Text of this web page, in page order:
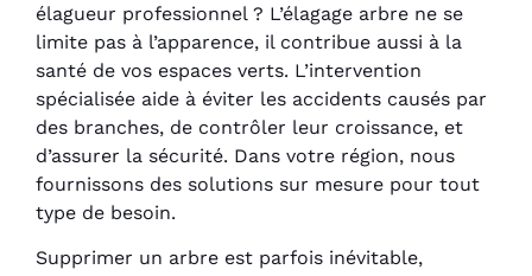
élagueur professionnel ? L’élagage arbre ne se
limite pas à l’apparence, il contribue aussi à la
santé de vos espaces verts. L’intervention
spécialisée aide à éviter les accidents causés par
des branches, de contrôler leur croissance, et
d’assurer la sécurité. Dans votre région, nous
fournissons des solutions sur mesure pour tout
type de besoin.
Supprimer un arbre est parfois inévitable,